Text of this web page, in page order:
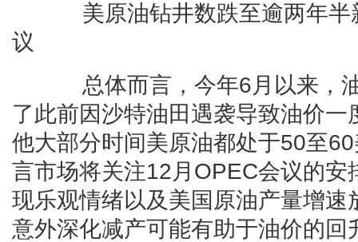
美原油钻井数跌至逾两年半
议
总体而言，今年6月以来，
了此前因沙特油田遇袭导致油价
他大部分时间美原油都处于50至
言市场将关注12月OPEC会议的安
现乐观情绪以及美国原油产量增
意外深化减产可能有助于油价的